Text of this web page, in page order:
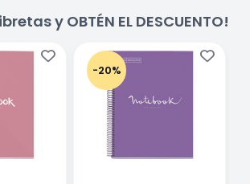
y OBTÉN EL DESCUENTO!
-20%